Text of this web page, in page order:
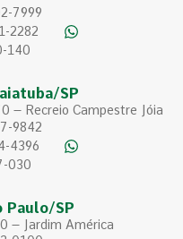
7999
2282
140
SP
– Recreio Campestre Jóia
9842
4396
030
Paulo/SP
– Jardim América